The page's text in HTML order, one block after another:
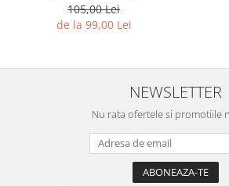
105,00 Lei
de la 99,00 Lei
NEWSLETTER
Nu rata ofertele si promotiile